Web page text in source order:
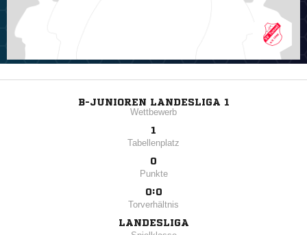
B-JUNIOREN LANDESLIGA 1
Wettbewerb
1
Tabellenplatz
0
Punkte
0:0
Torverhältnis
LANDESLIGA